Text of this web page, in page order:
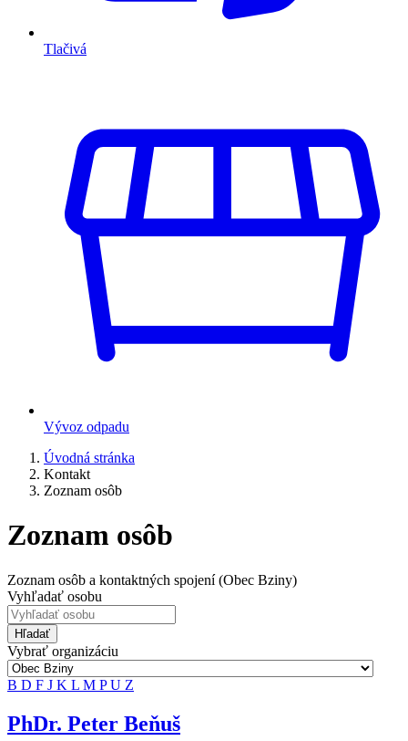
Tlačivá
Vývoz odpadu
Úvodná stránka
Kontakt
Zoznam osôb
Zoznam osôb
Zoznam osôb a kontaktných spojení (Obec Bziny)
Vyhľadať osobu
Hľadať
Vybrať organizáciu
B D F J K L M PU Z
PhDr. Peter Beňuš